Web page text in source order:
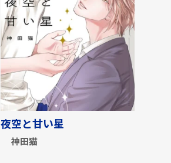
夜空と甘い星
神田猫